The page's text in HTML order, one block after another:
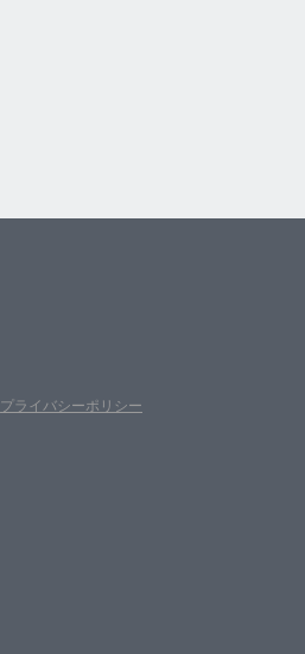
プライバシーポリシー